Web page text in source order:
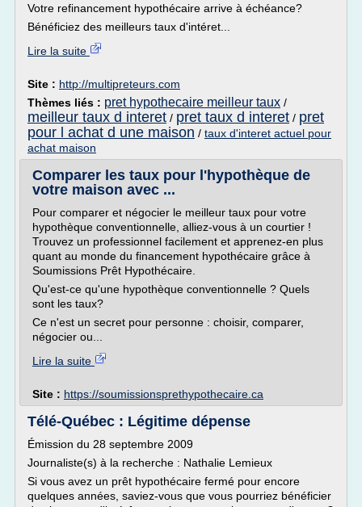
Votre refinancement hypothécaire arrive à échéance?
Bénéficiez des meilleurs taux d'intéret...
Lire la suite
Site : http://multipreteurs.com
Thèmes liés : pret hypothecaire meilleur taux /
meilleur taux d interet / pret taux d interet / pret
pour l achat d une maison / taux d'interet actuel pour
achat maison
Comparer les taux pour l'hypothèque de
votre maison avec ...
Pour comparer et négocier le meilleur taux pour votre
hypothèque conventionnelle, alliez-vous à un courtier !
Trouvez un professionnel facilement et apprenez-en plus
quant au monde du financement hypothécaire grâce à
Soumissions Prêt Hypothécaire.
Qu'est-ce qu'une hypothèque conventionnelle ? Quels
sont les taux?
Ce n'est un secret pour personne : choisir, comparer,
négocier ou...
Lire la suite
Site : https://soumissionsprethypothecaire.ca
Télé-Québec : Légitime dépense
Émission du 28 septembre 2009
Journaliste(s) à la recherche : Nathalie Lemieux
Si vous avez un prêt hypothécaire fermé pour encore
quelques années, saviez-vous que vous pourriez bénéficier